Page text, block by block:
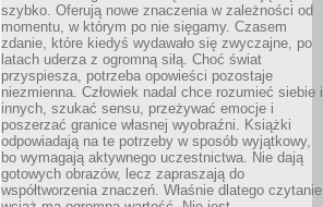
szybko. Oferują nowe znaczenia w zależności od
momentu, w którym po nie sięgamy. Czasem
zdanie, które kiedyś wydawało się zwyczajne, po
latach uderza z ogromną siłą. Choć świat
przyspiesza, potrzeba opowieści pozostaje
niezmienna. Człowiek nadal chce rozumieć siebie i
innych, szukać sensu, przeżywać emocje i
poszerzać granice własnej wyobraźni. Książki
odpowiadają na te potrzeby w sposób wyjątkowy,
bo wymagają aktywnego uczestnictwa. Nie dają
gotowych obrazów, lecz zapraszają do
współtworzenia znaczeń. Właśnie dlatego czytanie